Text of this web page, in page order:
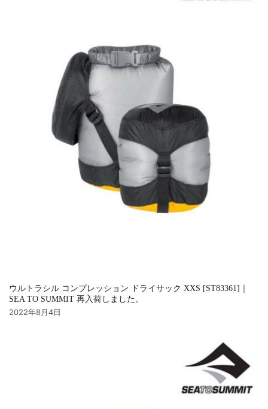
ウルトラシル コンプレッション ドライサック XXS [ST83361]｜
SEA TO SUMMIT 再入荷しました。
2022年8月4日